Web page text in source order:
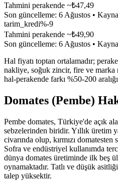
Tahmini perakende ~₺47,49
Son güncelleme: 6 Ağustos •
tarim_kredi%-9
Tahmini perakende ~₺49,90
Son güncelleme: 6 Ağustos •
Hal fiyatı toptan ortalamadır;
nakliye, soğuk zincir, fire ve
hal-perakende farkı %50-200
Domates (Pembe)
Pembe domates, Türkiye'de açık
sebzelerinden biridir. Yıllık üretim
civarında olup, kırmızı
Sofra ve endüstriyel kullanımda
dünya domates üretiminde ilk beş
oynamaktadır. Tatlı ve düşük
talep yüksektir.